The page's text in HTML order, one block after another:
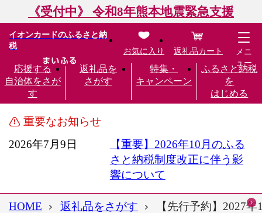
《受付中》 令和8年熊本地震緊急支援
イオンカードのふるさと納
税
応援する
自治体をさが
す
返礼品を
さがす
特集・
キャンペーン
ふるさと納税
を
はじめる
お気に入り 返礼品カート
メニ
ュー
重要なお知らせ
2026年7月9日
【重要】2026年10月のふる
さと納税制度改正に伴う影
響について
HOME 返礼品をさがす 【先行予約】2027